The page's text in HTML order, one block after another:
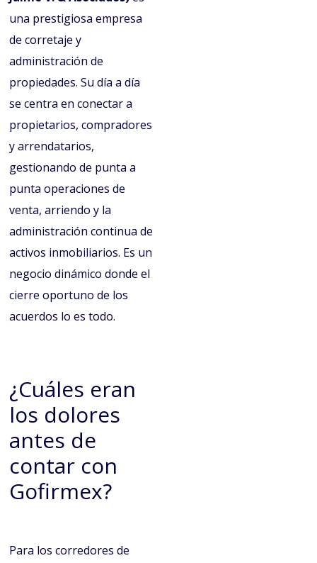
una prestigiosa empresa
de corretaje y
administración de
propiedades. Su día a día
se centra en conectar a
propietarios, compradores
y arrendatarios,
gestionando de punta a
punta operaciones de
venta, arriendo y la
administración continua de
activos inmobiliarios. Es un
negocio dinámico donde el
cierre oportuno de los
acuerdos lo es todo.
¿Cuáles eran
los dolores
antes de
contar con
Gofirmex?
Para los corredores de